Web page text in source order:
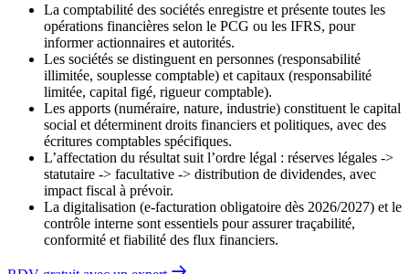
La comptabilité des sociétés enregistre et présente toutes les
opérations financières selon le PCG ou les IFRS, pour
informer actionnaires et autorités.
Les sociétés se distinguent en personnes (responsabilité
illimitée, souplesse comptable) et capitaux (responsabilité
limitée, capital figé, rigueur comptable).
Les apports (numéraire, nature, industrie) constituent le capital
social et déterminent droits financiers et politiques, avec des
écritures comptables spécifiques.
L’affectation du résultat suit l’ordre légal : réserves légales ->
statutaire -> facultative -> distribution de dividendes, avec
impact fiscal à prévoir.
La digitalisation (e-facturation obligatoire dès 2026/2027) et le
contrôle interne sont essentiels pour assurer traçabilité,
conformité et fiabilité des flux financiers.